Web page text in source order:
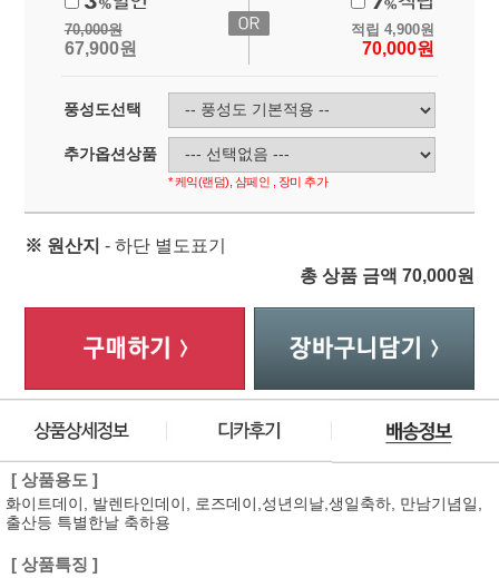
70,000원
67,900원
적립 4,900원
70,000원
풍성도선택
추가옵션상품
* 케익(랜덤), 샴페인 , 장미 추가
※ 원산지 - 하단 별도표기
총 상품 금액 70,000원
[ 상품용도 ]
화이트데이, 발렌타인데이, 로즈데이,성년의날,생일축하, 만남기념일,
출산등 특별한날 축하용
[ 상품특징 ]